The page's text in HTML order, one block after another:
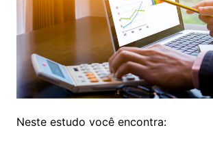
Neste estudo você encontra: